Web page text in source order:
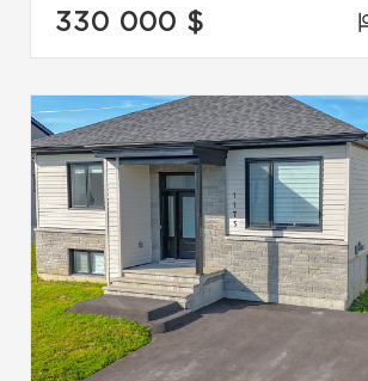
330 000 $